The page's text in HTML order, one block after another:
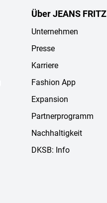
Über JEANS FRITZ
Unternehmen
Presse
Karriere
Fashion App
Expansion
Partnerprogramm
Nachhaltigkeit
DKSB: Info